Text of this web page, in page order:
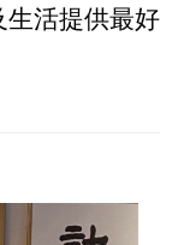
生活提供最好